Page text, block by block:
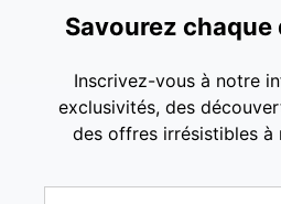
Savourez
Inscrivez-vous à notre
exclusivités, des
des offres irrésistibles à